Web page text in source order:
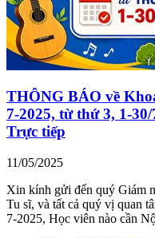
THÔNG BÁO về
7-2025, từ thứ 3, 1-
Trực tiếp
11/05/2025
Xin kính gửi đến quý Giám
Tu sĩ, và tất cả quý vị quan
7-2025, Học viên nào cần